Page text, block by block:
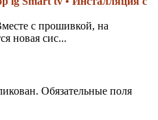
с прошивкой, на
новая сис...
Обязательные поля